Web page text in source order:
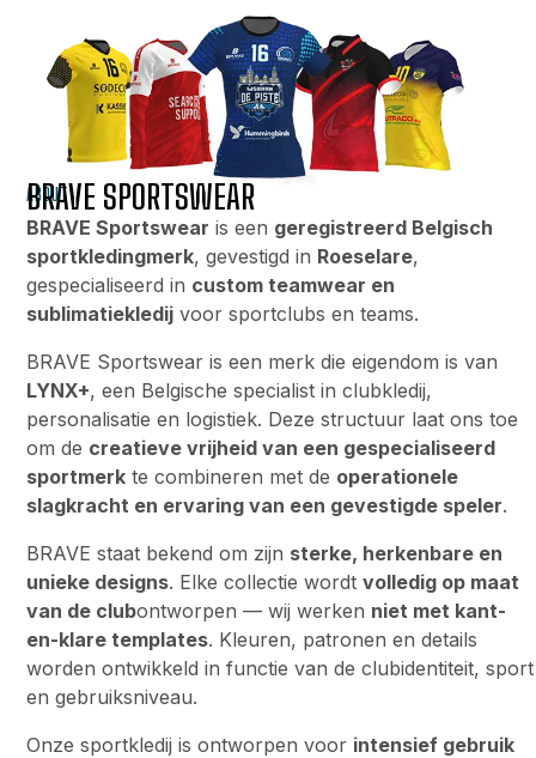
ABOUT
BRAVE SPORTSWEAR
BRAVE Sportswear is een geregistreerd Belgisch
sportkledingmerk, gevestigd in Roeselare,
gespecialiseerd in custom teamwear en
sublimatiekledij voor sportclubs en teams.
BRAVE Sportswear is een merk die eigendom is van
LYNX+, een Belgische specialist in clubkledij,
personalisatie en logistiek. Deze structuur laat ons toe
om de creatieve vrijheid van een gespecialiseerd
sportmerk te combineren met de operationele
slagkracht en ervaring van een gevestigde speler.
BRAVE staat bekend om zijn sterke, herkenbare en
unieke designs. Elke collectie wordtvolledig op maat
van de clubontworpen — wij werken niet met kant-
en-klare templates. Kleuren, patronen en details
worden ontwikkeld in functie van de clubidentiteit, sport
en gebruiksniveau.
Onze sportkledij is ontworpen voor intensief gebruik